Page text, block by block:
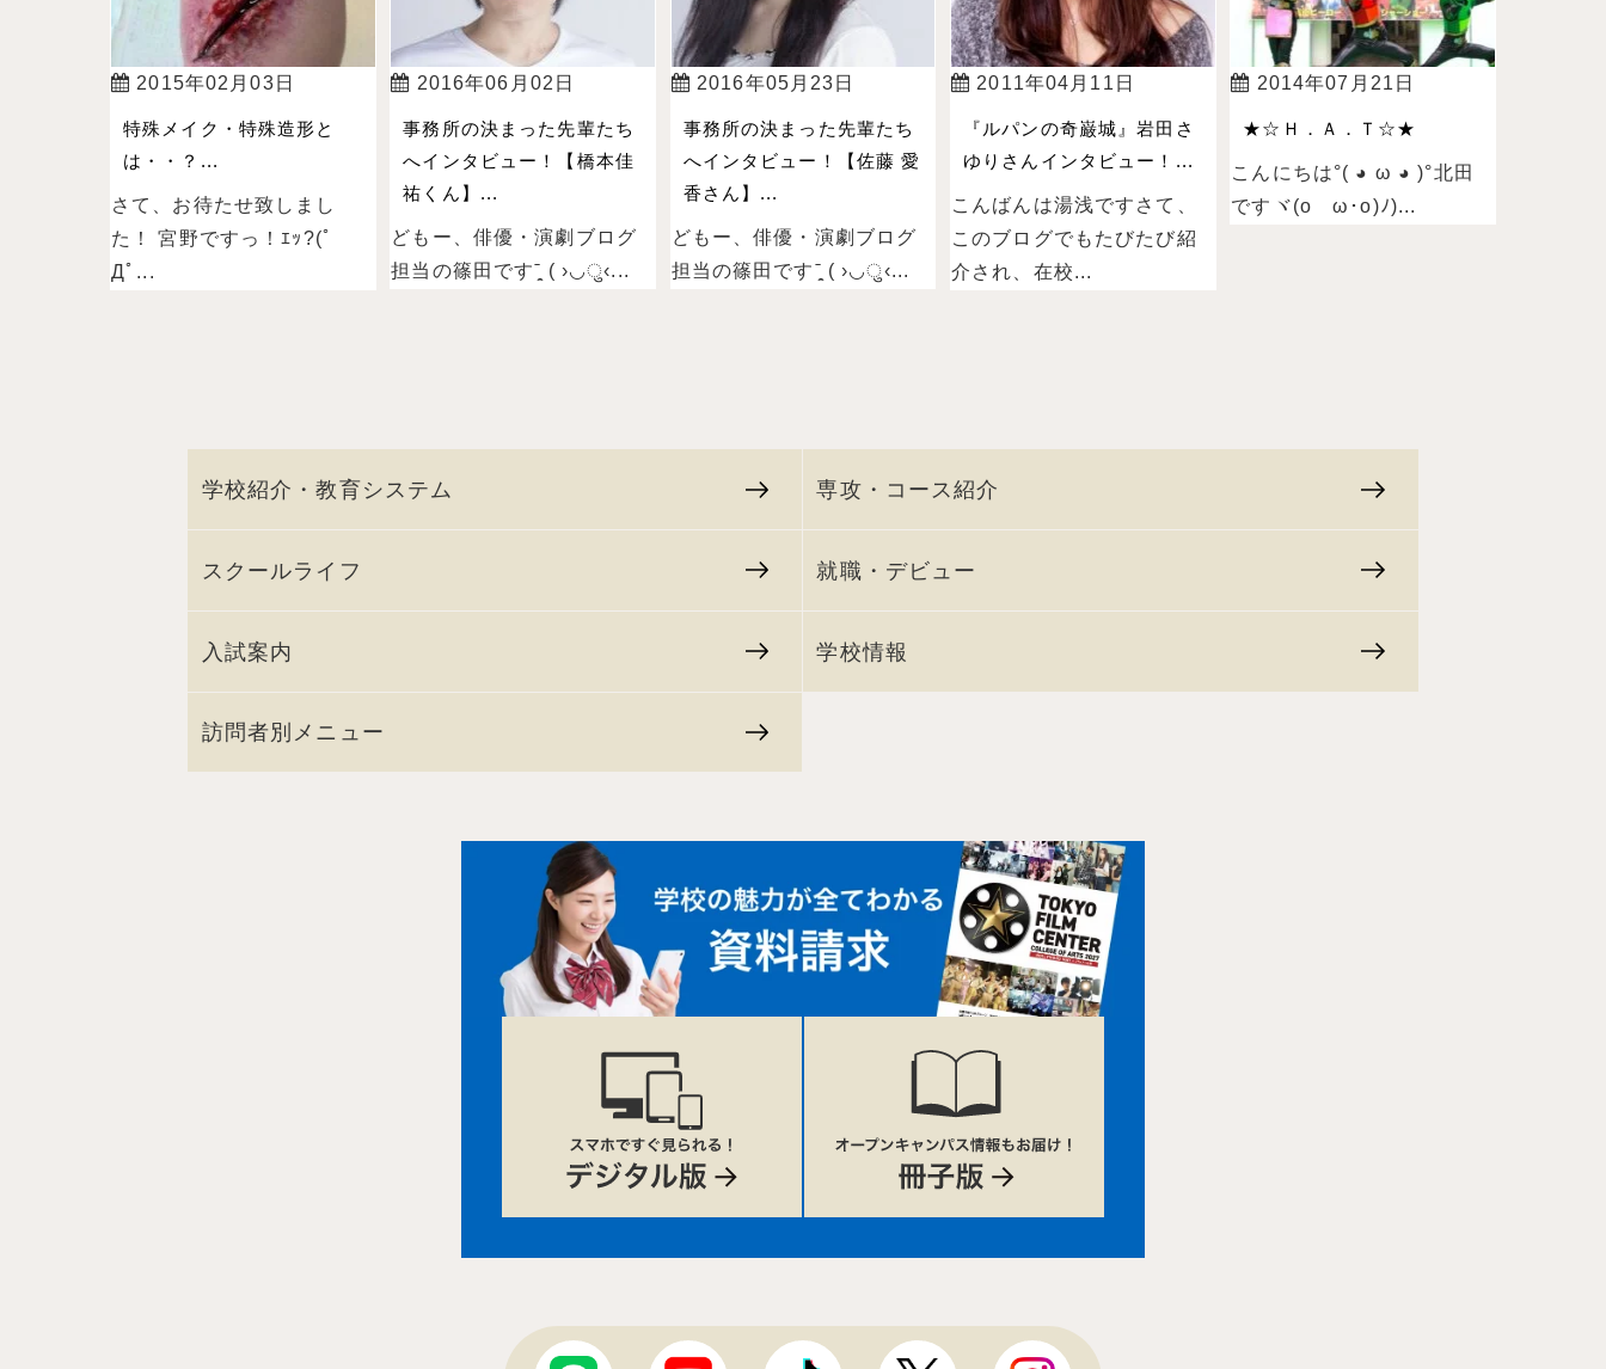
2015年02月03日
特殊メイク・特殊造形と
は・・？...
さて、お待たせ致しまし
た！ 宮野ですっ！ｴｯ?(ﾟ
Дﾟ...
2016年06月02日
事務所の決まった先輩たち
へインタビュー！【橋本佳
祐くん】...
どもー、俳優・演劇ブログ
担当の篠田ですˉ̞̭ ( ›◡ु‹...
2016年05月23日
事務所の決まった先輩たち
へインタビュー！【佐藤 愛
香さん】...
どもー、俳優・演劇ブログ
担当の篠田ですˉ̞̭ ( ›◡ु‹...
2011年04月11日
『ルパンの奇巌城』岩田さ
ゆりさんインタビュー！...
こんばんは湯浅ですさて、
このブログでもたびたび紹
介され、在校...
2014年07月21日
★☆Ｈ．Ａ．Ｔ☆★
こんにちは°( ◕ ω ◕ )°北田
ですヾ(oゝω･o)ﾉ)...
学校紹介・教育システム 専攻・コース紹介
スクールライフ 就職・デビュー
入試案内 学校情報
訪問者別メニュー